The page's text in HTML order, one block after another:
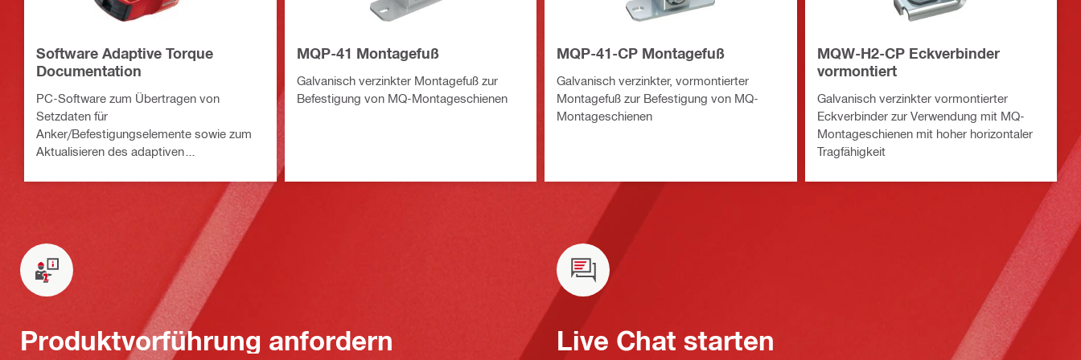
Software Adaptive Torque
Documentation
PC-Software zum Übertragen von
Setzdaten für
Anker/Befestigungselemente sowie zum
Aktualisieren des adaptiven
USB-Kabel
MQP-41 Montagefuß
Galvanisch verzinkter Montagefuß zur
Befestigung von MQ-Montageschienen
MQP-41-CP Montagefuß
Galvanisch verzinkter, vormontierter
Montagefuß zur Befestigung von MQ-
Montageschienen
MQW-H2-CP Eckverbinder
vormontiert
Galvanisch verzinkter vormontierter
Eckverbinder zur Verwendung mit MQ-
Montageschienen mit hoher horizontaler
Tragfähigkeit
Produktvorführung anfordern Live Chat starten